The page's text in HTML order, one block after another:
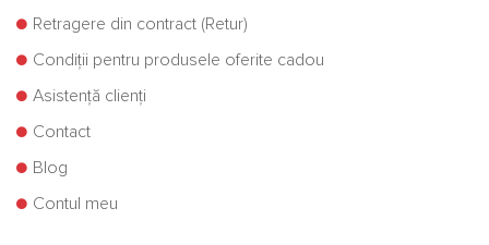
Retragere din contract (Retur)
Condiții pentru produsele oferite cadou
Asistență clienți
Contact
Blog
Contul meu